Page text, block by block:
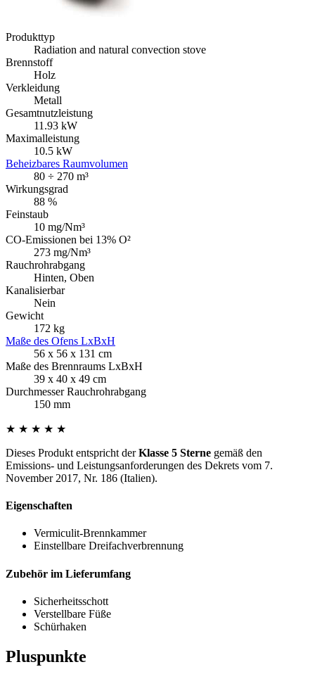
Produkttyp
Radiation and natural convection stove
Brennstoff
Holz
Verkleidung
Metall
Gesamtnutzleistung
11.93 kW
Maximalleistung
10.5 kW
Beheizbares Raumvolumen
80 ÷ 270 m³
Wirkungsgrad
88 %
Feinstaub
10 mg/Nm³
CO-Emissionen bei 13% O²
273 mg/Nm³
Rauchrohrabgang
Hinten, Oben
Kanalisierbar
Nein
Gewicht
172 kg
Maße des Ofens LxBxH
56 x 56 x 131 cm
Maße des Brennraums LxBxH
39 x 40 x 49 cm
Durchmesser Rauchrohrabgang
150 mm
★ ★ ★ ★ ★
Dieses Produkt entspricht derKlasse 5 Sterne gemäß den
Emissions- und Leistungsanforderungen des Dekrets vom 7.
November 2017, Nr. 186 (Italien).
Eigenschaften
Vermiculit-Brennkammer
Einstellbare Dreifachverbrennung
Zubehör im Lieferumfang
Sicherheitsschott
Verstellbare Füße
Schürhaken
Pluspunkte